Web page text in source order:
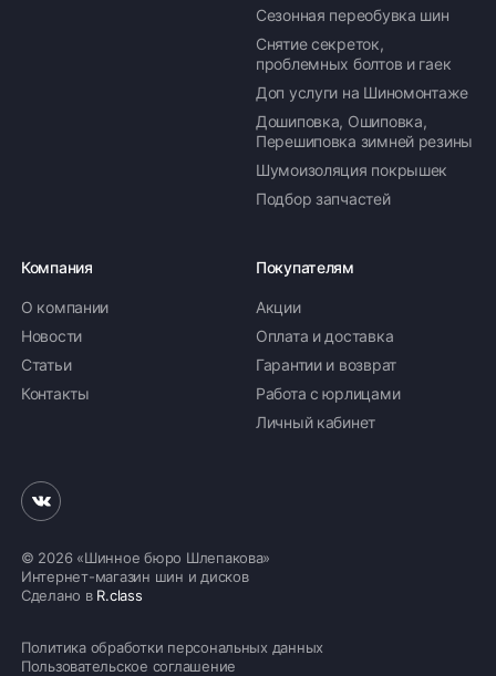
Сезонная переобувка шин
Снятие секреток,
проблемных болтов и гаек
Доп услуги на Шиномонтаже
Дошиповка, Ошиповка,
Перешиповка зимней резины
Шумоизоляция покрышек
Подбор запчастей
Компания
О компании
Новости
Статьи
Контакты
Покупателям
Акции
Оплата и доставка
Гарантии и возврат
Работа с юрлицами
Личный кабинет
© 2026 «Шинное бюро Шлепакова»
Интернет-магазин шин и дисков
Сделано в R.class
Политика обработки персональных данных
Пользовательское соглашение